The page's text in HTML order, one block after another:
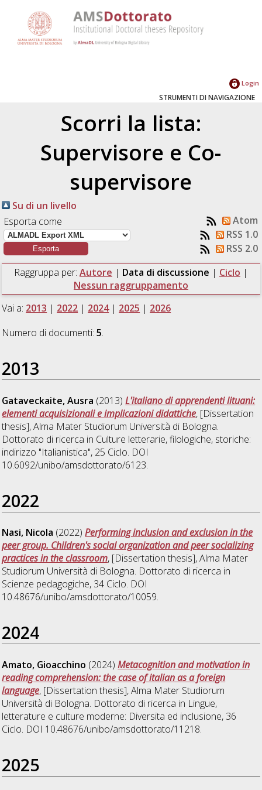
Login
STRUMENTI DI NAVIGAZIONE
Scorri la lista:
Supervisore e Co-
supervisore
Su di un livello
Esporta come
Atom
RSS 1.0
RSS 2.0
Raggruppa per: Autore | Data di discussione | Ciclo |
Nessun raggruppamento
Vai a: 2013 | 2022 | 2024| 2025 | 2026
Numero di documenti:5.
2013
Gataveckaite, Ausra (2013)L'italiano di apprendenti lituani:
elementi acquisizionali e implicazioni didattiche, [Dissertation
thesis], Alma Mater Studiorum Università di Bologna.
Dottorato di ricerca in Culture letterarie, filologiche, storiche:
indirizzo "Italianistica", 25 Ciclo. DOI
10.6092/unibo/amsdottorato/6123.
2022
Nasi, Nicola (2022)Performing inclusion and exclusion in the
peer group. Children's social organization and peer socializing
practices in the classroom, [Dissertation thesis], Alma Mater
Studiorum Università di Bologna. Dottorato di ricerca in
Scienze pedagogiche, 34 Ciclo. DOI
10.48676/unibo/amsdottorato/10059.
2024
Amato, Gioacchino (2024)Metacognition and motivation in
reading comprehension: the case of italian as a foreign
language, [Dissertation thesis], Alma Mater Studiorum
Università di Bologna. Dottorato di ricerca in Lingue,
letterature e culture moderne: Diversita ed inclusione, 36
Ciclo. DOI 10.48676/unibo/amsdottorato/11218.
2025